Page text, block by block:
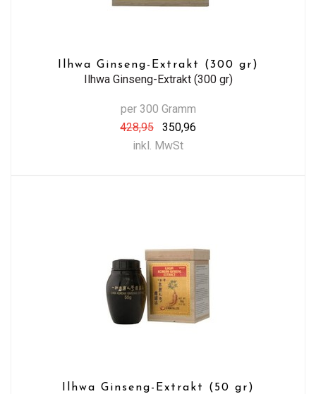
Ilhwa Ginseng-Extrakt (300 gr)
Ilhwa Ginseng-Extrakt (300 gr)
per 300 Gramm
428,95
350,96
inkl. MwSt
Ilhwa Ginseng-Extrakt (50 gr)